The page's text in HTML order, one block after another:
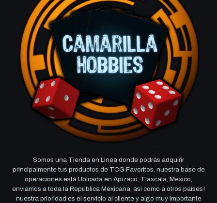
Somos una Tienda en Linea donde podrás adquirir
principalmente tus productos de TCG Favoritos, nuestra base de
operaciones está Ubicada en Apizaco, Tlaxcala, Mexico,
enviamos a toda la República Mexicana, así como a otros países!
nuestra prioridad es el servicio al cliente y algo muy importante